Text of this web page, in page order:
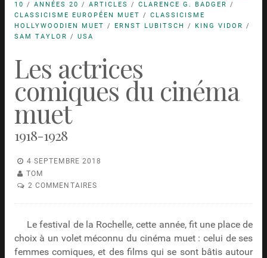
10 / ANNÉES 20 / ARTICLES / CLARENCE G. BADGER /
CLASSICISME EUROPÉEN MUET / CLASSICISME
HOLLYWOODIEN MUET / ERNST LUBITSCH / KING VIDOR /
SAM TAYLOR / USA
Les actrices
comiques du cinéma
muet
1918-1928
4 SEPTEMBRE 2018
TOM
2 COMMENTAIRES
Le festival de la Rochelle, cette année, fit une place de
choix à un volet méconnu du cinéma muet : celui de ses
femmes comiques, et des films qui se sont bâtis autour